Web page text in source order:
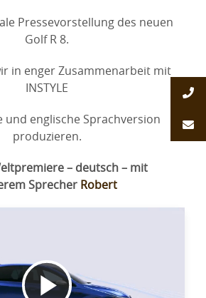
Pressevorstellung des neuen
Golf R 8.
in enger Zusammenarbeit mit
INSTYLE
und englische Sprachversion
produzieren.
– deutsch – mit
Sprecher Robert
Video